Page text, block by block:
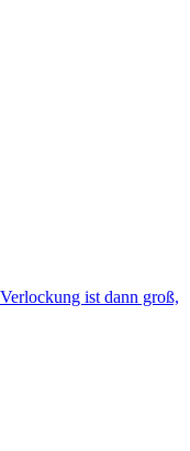
ist dann groß,